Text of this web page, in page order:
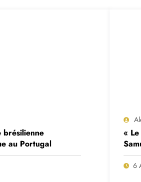
brésilienne
au Portugal
«
6